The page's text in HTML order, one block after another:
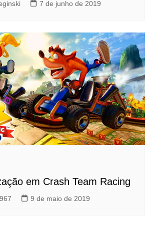
7 de junho de 2019
em Crash Team Racing
9 de maio de 2019